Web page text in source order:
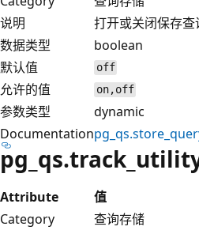
说明
打开或关闭保存查
数据类型
boolean
默认值
off
允许的值 on,off
参数类型
dynamic
Documentation
Attribute
值
Category
查询存储